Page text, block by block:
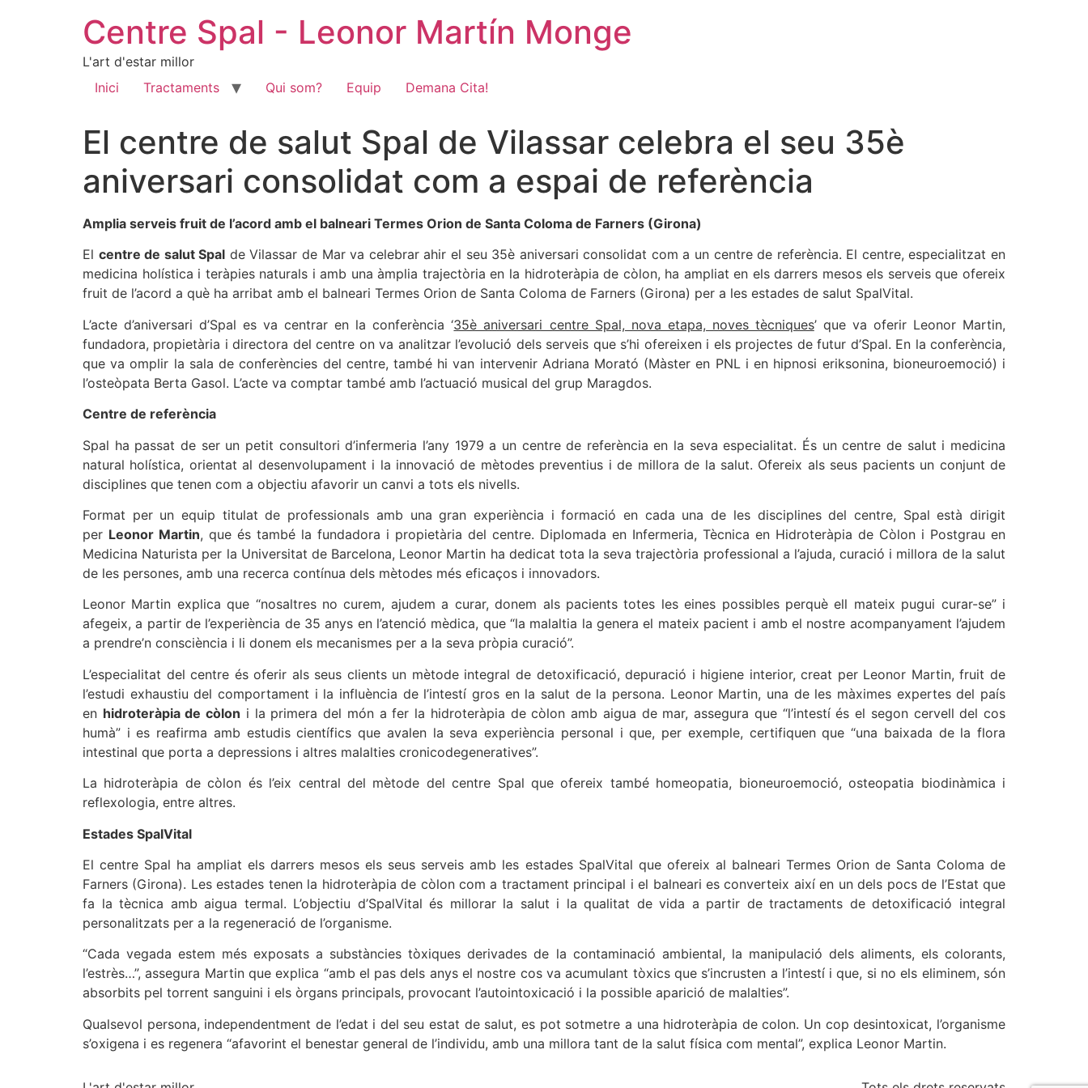
Centre Spal - Leonor Martín Monge
L'art d'estar millor
Inici
Tractaments Qui som? Equip Demana Cita!
El centre de salut Spal de Vilassar celebra el seu 35è
aniversari consolidat com a espai de referència
Amplia serveis fruit de l’acord amb el balneari Termes Orion de Santa Coloma de Farners (Girona)
El centre de salut Spal de Vilassar de Mar va celebrar ahir el seu 35è aniversari consolidat com a un centre de referència. El centre, especialitzat en
medicina holística i teràpies naturals i amb una àmplia trajectòria en la hidroteràpia de còlon, ha ampliat en els darrers mesos els serveis que ofereix
fruit de l’acord a què ha arribat amb el balneari Termes Orion de Santa Coloma de Farners (Girona) per a les estades de salut SpalVital.
L’acte d’aniversari d’Spal es va centrar en la conferència ‘35è aniversari centre Spal, nova etapa, noves tècniques’ que va oferir Leonor Martin,
fundadora, propietària i directora del centre on va analitzar l’evolució dels serveis que s’hi ofereixen i els projectes de futur d’Spal. En la conferència,
que va omplir la sala de conferències del centre, també hi van intervenir Adriana Morató (Màster en PNL i en hipnosi eriksonina, bioneuroemoció) i
l’osteòpata Berta Gasol. L’acte va comptar també amb l’actuació musical del grup Maragdos.
Centre de referència
Spal ha passat de ser un petit consultori d’infermeria l’any 1979 a un centre de referència en la seva especialitat. És un centre de salut i medicina
natural holística, orientat al desenvolupament i la innovació de mètodes preventius i de millora de la salut. Ofereix als seus pacients un conjunt de
disciplines que tenen com a objectiu afavorir un canvi a tots els nivells.
Format per un equip titulat de professionals amb una gran experiència i formació en cada una de les disciplines del centre, Spal està dirigit
per Leonor Martin, que és també la fundadora i propietària del centre. Diplomada en Infermeria, Tècnica en Hidroteràpia de Còlon i Postgrau en
Medicina Naturista per la Universitat de Barcelona, Leonor Martin ha dedicat tota la seva trajectòria professional a l’ajuda, curació i millora de la salut
de les persones, amb una recerca contínua dels mètodes més eficaços i innovadors.
Leonor Martin explica que “nosaltres no curem, ajudem a curar, donem als pacients totes les eines possibles perquè ell mateix pugui curar-se” i
afegeix, a partir de l’experiència de 35 anys en l’atenció mèdica, que “la malaltia la genera el mateix pacient i amb el nostre acompanyament l’ajudem
a prendre’n consciència i li donem els mecanismes per a la seva pròpia curació”.
L’especialitat del centre és oferir als seus clients un mètode integral de detoxificació, depuració i higiene interior, creat per Leonor Martin, fruit de
l’estudi exhaustiu del comportament i la influència de l’intestí gros en la salut de la persona. Leonor Martin, una de les màximes expertes del país
en hidroteràpia de còlon i la primera del món a fer la hidroteràpia de còlon amb aigua de mar, assegura que “l’intestí és el segon cervell del cos
humà” i es reafirma amb estudis científics que avalen la seva experiència personal i que, per exemple, certifiquen que “una baixada de la flora
intestinal que porta a depressions i altres malalties cronicodegeneratives”.
La hidroteràpia de còlon és l’eix central del mètode del centre Spal que ofereix també homeopatia, bioneuroemoció, osteopatia biodinàmica i
reflexologia, entre altres.
Estades SpalVital
El centre Spal ha ampliat els darrers mesos els seus serveis amb les estades SpalVital que ofereix al balneari Termes Orion de Santa Coloma de
Farners (Girona). Les estades tenen la hidroteràpia de còlon com a tractament principal i el balneari es converteix així en un dels pocs de l’Estat que
fa la tècnica amb aigua termal. L’objectiu d’SpalVital és millorar la salut i la qualitat de vida a partir de tractaments de detoxificació integral
personalitzats per a la regeneració de l’organisme.
“Cada vegada estem més exposats a substàncies tòxiques derivades de la contaminació ambiental, la manipulació dels aliments, els colorants,
l’estrès…”, assegura Martin que explica “amb el pas dels anys el nostre cos va acumulant tòxics que s’incrusten a l’intestí i que, si no els eliminem, són
absorbits pel torrent sanguini i els òrgans principals, provocant l’autointoxicació i la possible aparició de malalties”.
Qualsevol persona, independentment de l’edat i del seu estat de salut, es pot sotmetre a una hidroteràpia de colon. Un cop desintoxicat, l’organisme
s’oxigena i es regenera “afavorint el benestar general de l’individu, amb una millora tant de la salut física com mental”, explica Leonor Martin.